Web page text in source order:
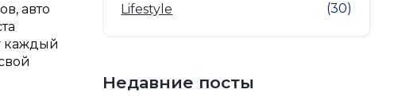
авто
каждый
Lifestyle (30)
Недавние посты